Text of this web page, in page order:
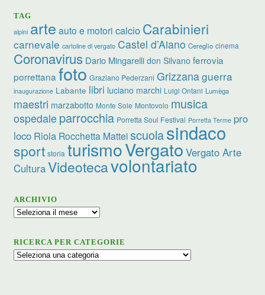
TAG
alpini arte auto e motori calcio Carabinieri
carnevale cartoline di vergato Castel d’Aiano Cereglio cinema
Coronavirus Dario Mingarelli don Silvano ferrovia
porrettana foto Graziano Pederzani Grizzanaguerra
inaugurazione Labante libri luciano marchi Luigi Ontani Lumèga
maestri marzabotto Monte Sole Montovolo musica
ospedale parrocchia Porretta Soul Festival Porretta Terme pro
loco Riola Rocchetta Matteiscuolasindaco
sport storia turismoVergato Vergato Arte
CulturaVideotecavolontariato
ARCHIVIO
Archivio
RICERCA PER CATEGORIE
Ricerca